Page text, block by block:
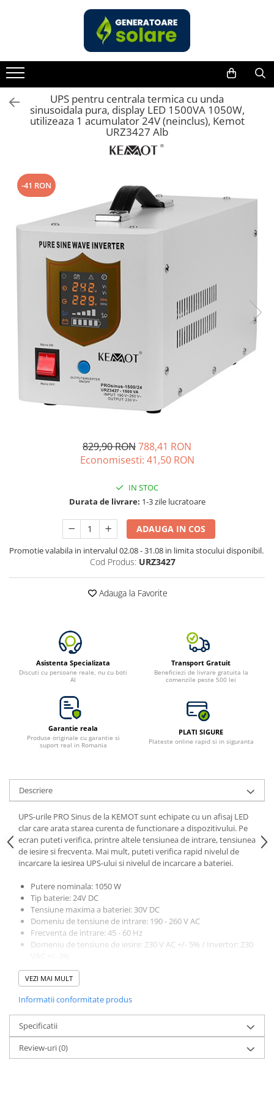
Acasa
Statii de Alimentare Portabile
Cauta dupa capacitate
Pana in 1000W
Cauta dupa marca
Bluetti
Vezi toate statiile
Accesorii Statii de Alimentare
Kituri Generatoare Solare
Cauta dupa capacitate
Pana in 1000W
Cauta dupa marca
Toate generatoarele
Panouri Solare Pliabile
Jackery
Oscal
Toate panourile portabile
Kituri solare pentru balcon
Frigidere Portabile
Incarcatoare solare MPPT
Interfete si cabluri
Cabluri panouri fotovoltaice
Cabluri pentru echipamente
Protectii si izolatoare de baterii
Accesorii
Monitorizare si control
Convertoare DC - DC
Incarcatoare de retea
Acumulatori de stocare
Componente sisteme de balcon
Iluminat solar
Acumulatori
UPS pentru centrala termica cu unda
sinusoidala pura, display LED 1500VA 1050W,
utilizeaza 1 acumulator 24V (neinclus), Kemot
URZ3427 Alb
-41 RON
829,90 RON788,41 RON
Economisesti: 41,50 RON
IN STOC
Durata de livrare: 1-3 zile lucratoare
ADAUGA IN COS
Promotie valabila in intervalul 02.08 - 31.08 in limita stocului disponibil.
Cod Produs: URZ3427
Adauga la Favorite
Asistenta Specializata
Discuti cu persoane reale, nu cu boti
AI
Transport Gratuit
Beneficiezi de livrare gratuita la
comenzile peste 500 lei
Garantie reala
Produse originale cu garantie si
suport real in Romania
PLATI SIGURE
Plateste online rapid si in siguranta
Descriere
UPS-urile PRO Sinus de la KEMOT sunt echipate cu un afisaj LED
clar care arata starea curenta de functionare a dispozitivului. Pe
ecran puteti verifica, printre altele tensiunea de intrare, tensiunea
de iesire si frecventa. Mai mult, puteti verifica rapid nivelul de
incarcare la iesirea UPS-ului si nivelul de incarcare a bateriei.
Putere nominala: 1050 W
Tip baterie: 24V DC
Tensiune maxima a bateriei: 30V DC
Domeniu de tensiune de intrare: 190 - 260 V AC
Frecventa de intrare: 45 - 60 Hz
Domeniu de tensiune de iesire: 230 V AC +/- 5% / Invertor: 230
Frecventa de iesire: 50/60 Hz +/- 0,5 Hz
Forma tensiunii de iesire: unda sinusoidala pura
Curent de incarcare a bateriei: Max. 10 A
Timp de comutare: = <4 ms
Protectii: impotriva suprasarcinii, scurtcircuitului, tensiunii
prea ridicate sau prea scazute
Temperatura de functionare admisa: 0 - 40 ° C
Umiditatea aerului admisa: 10 - 90% a
VEZI MAI MULT
Informatii conformitate produs
Specificatii
Review-uri(0)